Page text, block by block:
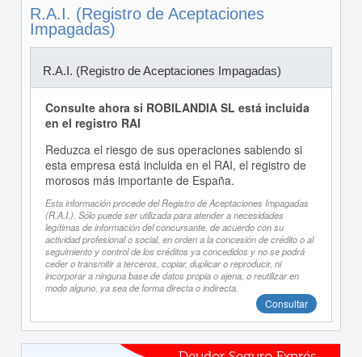
R.A.I. (Registro de Aceptaciones
Impagadas)
R.A.I. (Registro de Aceptaciones Impagadas)
Consulte ahora si ROBILANDIA SL está incluida
en el registro RAI
Reduzca el riesgo de sus operaciones sabiendo si
esta empresa está incluida en el RAI, el registro de
morosos más importante de España.
Esta información procede del Registro de Aceptaciones Impagadas
(R.A.I.). Sólo puede ser utilizada para atender a necesidades
legítimas de información del concursante, de acuerdo con su
actividad profesional o social, en orden a la concesión de crédito o al
seguimiento y control de los créditos ya concedidos y no se podrá
ceder o transmitir a terceros, copiar, duplicar o reproducir, ni
incorporar a ninguna base de datos propia o ajena, o reutilizar en
modo alguno, ya sea de forma directa o indirecta.
Consultar